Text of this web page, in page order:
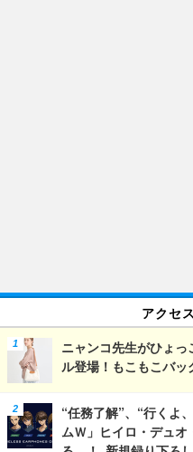
アクセ
ニャンコ先生がひょ
ル登場！もこもこバ
“任務了解”、“行くよ
ムＷ」ヒイロ・デュ